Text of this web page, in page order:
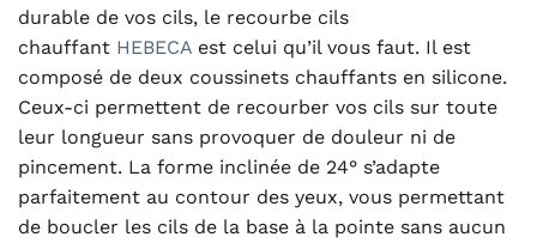
durable de vos cils, le recourbe cils
chauffant HEBECA est celui qu’il vous faut. Il est
composé de deux coussinets chauffants en silicone.
Ceux-ci permettent de recourber vos cils sur toute
leur longueur sans provoquer de douleur ni de
pincement. La forme inclinée de 24° s’adapte
parfaitement au contour des yeux, vous permettant
de boucler les cils de la base à la pointe sans aucun